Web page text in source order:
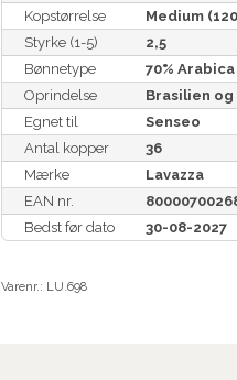
Kopstørrelse
Medium
Styrke (1-5)
2,5
Bønnetype
70%
Oprindelse
Brasilien og
Egnet til
Senseo
Antal kopper
36
Mærke
Lavazza
EAN nr.
Bedst før dato
30-08-2027
Varenr.: LU.698